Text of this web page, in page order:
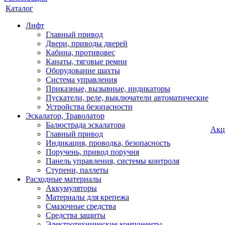
Каталог
Лифт
Главный привод
Двери, приводы дверей
Кабина, противовес
Канаты, тяговые ремни
Оборудование шахты
Система управления
Приказные, вызывные, индикаторы
Пускатели, реле, выключатели автоматические
Устройства безопасности
Эскалатор, Траволатор
Балюстрада эскалатора
Главный привод
Индикация, проводка, безопасность
Поручень, привод поручня
Панель управления, системы контроля
Ступени, паллеты
Расходные материалы
Аккумуляторы
Материалы для крепежа
Смазочные средства
Средства защиты